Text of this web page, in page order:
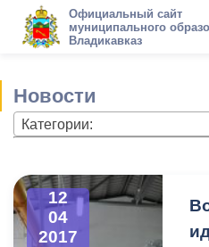
Официальный сайт
муниципального
Владикавказ
Новости
Категории:
12
04
2017